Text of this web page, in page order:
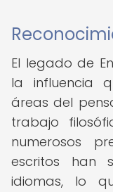
El legado de
la influencia
áreas del
trabajo
numerosos
escritos han
idiomas, lo